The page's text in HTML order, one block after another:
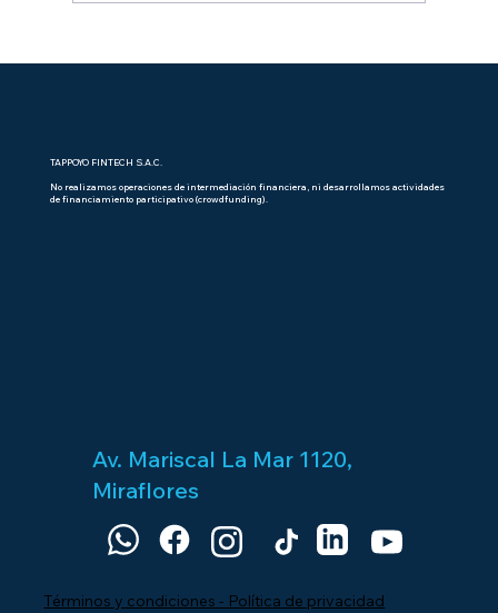
TAPPOYO FINTECH S.A.C.
No realizamos operaciones de intermediación financiera, ni desarrollamos actividades
de financiamiento participativo (crowdfunding).
Av. Mariscal La Mar 1120,
Miraflores
Términos y condiciones - Política de privacidad